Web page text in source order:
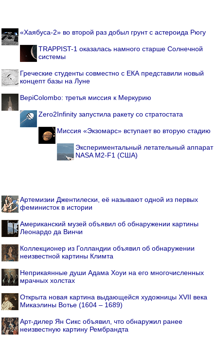
«Хаябуса-2» во второй раз добыл грунт с астероида Рюгу
TRAPPIST-1 оказалась намного старше Солнечной
системы
Греческие студенты совместно с ЕКА представили новый
концепт базы на Луне
BepiColombo: третья миссия к Меркурию
Zero2Infinity запустила ракету со стратостата
Миссия «Экзомарс» вступает во вторую стадию
Экспериментальный летательный аппарат
NASA M2-F1 (США)
Артемизии Джентилески, её называют одной из первых
феминисток в истории
Американский музей объявил об обнаружении картины
Леонардо да Винчи
Коллекционер из Голландии объявил об обнаружении
неизвестной картины Климта
Неприкаянные души Адама Хоуи на его многочисленных
мрачных холстах
Открыта новая картина выдающейся художницы XVII века
Микаэлины Вотье (1604 – 1689)
Арт-дилер Ян Сикс объявил, что обнаружил ранее
неизвестную картину Рембрандта